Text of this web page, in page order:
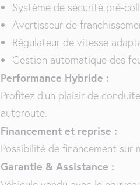
Système de sécurité pré-
Avertisseur de
Régulateur de vitesse
Gestion automatique des
Performance Hybride :
Profitez d’un plaisir de
autoroute.
Financement et reprise :
Possibilité de financement sur
Garantie & Assistance :